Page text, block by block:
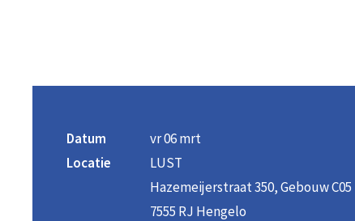
Datum
vr 06 mrt
Locatie
LUST
Hazemeijerstraat 350, Gebouw C05
7555 RJ Hengelo